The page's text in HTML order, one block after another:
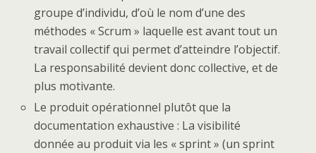
groupe d’individu, d’où le nom d’une des
méthodes « Scrum » laquelle est avant tout un
travail collectif qui permet d’atteindre l’objectif.
La responsabilité devient donc collective, et de
plus motivante.
Le produit opérationnel plutôt que la
documentation exhaustive : La visibilité
donnée au produit via les « sprint » (un sprint